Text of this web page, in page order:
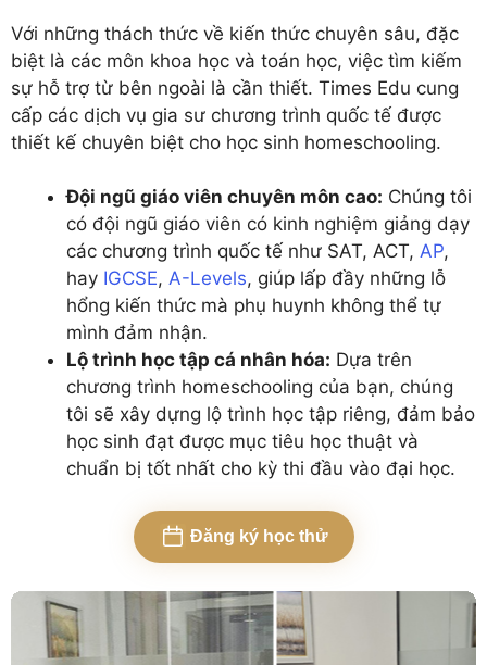
Với những thách thức về kiến thức chuyên sâu, đặc
biệt là các môn khoa học và toán học, việc tìm kiếm
sự hỗ trợ từ bên ngoài là cần thiết. Times Edu cung
cấp các dịch vụ gia sư chương trình quốc tế được
thiết kế chuyên biệt cho học sinh homeschooling.
Đội ngũ giáo viên chuyên môn cao: Chúng tôi
có đội ngũ giáo viên có kinh nghiệm giảng dạy
các chương trình quốc tế như SAT, ACT, AP,
hay IGCSE, A-Levels, giúp lấp đầy những lỗ
hổng kiến thức mà phụ huynh không thể tự
mình đảm nhận.
Lộ trình học tập cá nhân hóa: Dựa trên
chương trình homeschooling của bạn, chúng
tôi sẽ xây dựng lộ trình học tập riêng, đảm bảo
học sinh đạt được mục tiêu học thuật và
chuẩn bị tốt nhất cho kỳ thi đầu vào đại học.
Đăng ký học thử